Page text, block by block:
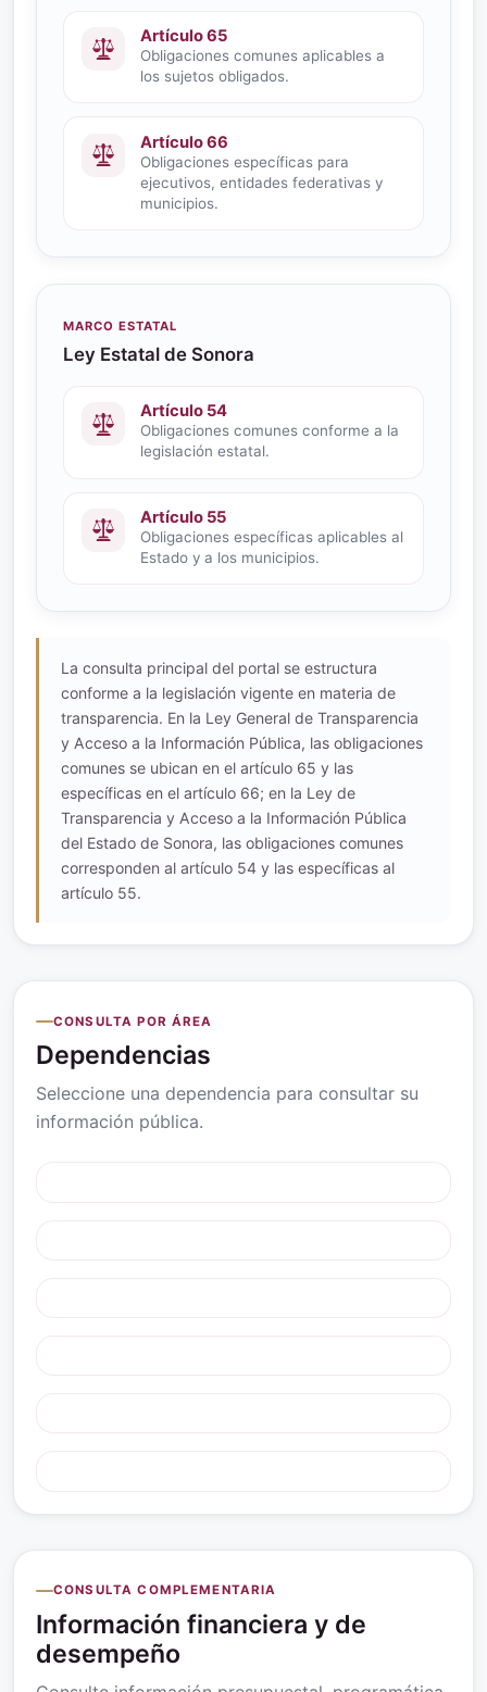
Artículo 65
Obligaciones comunes aplicables a
los sujetos obligados.
Artículo 66
Obligaciones específicas para
ejecutivos, entidades federativas y
municipios.
MARCO ESTATAL
Ley Estatal de Sonora
Artículo 54
Obligaciones comunes conforme a la
legislación estatal.
Artículo 55
Obligaciones específicas aplicables al
Estado y a los municipios.
La consulta principal del portal se estructura
conforme a la legislación vigente en materia de
transparencia. En la Ley General de Transparencia
y Acceso a la Información Pública, las obligaciones
comunes se ubican en el artículo 65 y las
específicas en el artículo 66; en la Ley de
Transparencia y Acceso a la Información Pública
del Estado de Sonora, las obligaciones comunes
corresponden al artículo 54 y las específicas al
artículo 55.
CONSULTA POR ÁREA
Dependencias
Seleccione una dependencia para consultar su
información pública.
CONSULTA COMPLEMENTARIA
Información financiera y de
desempeño